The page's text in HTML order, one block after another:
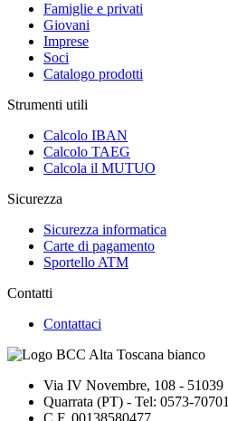
Famiglie e privati
Giovani
Imprese
Soci
Catalogo prodotti
Strumenti utili
Calcolo IBAN
Calcolo TAEG
Calcola il MUTUO
Sicurezza
Sicurezza informatica
Carte di pagamento
Sportello ATM
Contatti
Contattaci
Via IV Novembre, 108 - 51039
Quarrata (PT) - Tel: 0573-70701